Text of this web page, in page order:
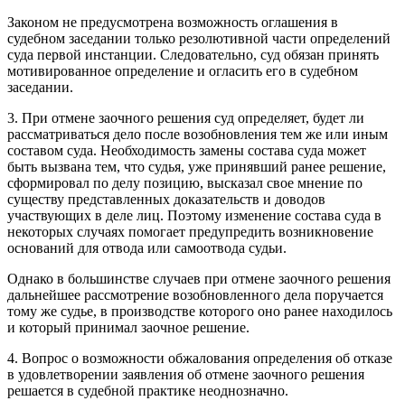
Законом не предусмотрена возможность оглашения в
судебном заседании только резолютивной части определений
суда первой инстанции. Следовательно, суд обязан принять
мотивированное определение и огласить его в судебном
заседании.
3. При отмене заочного решения суд определяет, будет ли
рассматриваться дело после возобновления тем же или иным
составом суда. Необходимость замены состава суда может
быть вызвана тем, что судья, уже принявший ранее решение,
сформировал по делу позицию, высказал свое мнение по
существу представленных доказательств и доводов
участвующих в деле лиц. Поэтому изменение состава суда в
некоторых случаях помогает предупредить возникновение
оснований для отвода или самоотвода судьи.
Однако в большинстве случаев при отмене заочного решения
дальнейшее рассмотрение возобновленного дела поручается
тому же судье, в производстве которого оно ранее находилось
и который принимал заочное решение.
4. Вопрос о возможности обжалования определения об отказе
в удовлетворении заявления об отмене заочного решения
решается в судебной практике неоднозначно.